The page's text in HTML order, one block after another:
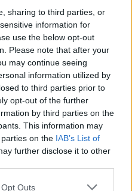
sharing to third parties, or
information for
use the below opt-out
Please note that after your
may continue seeing
information utilized by
to third parties prior to
opt-out of the further
by third parties on the
This information may
on the IAB’s List of
further disclose it to other
Outs
[e modifiche ai sensi
C(2022) 171 final)
d'imposta adottati a
dall'epidemia di